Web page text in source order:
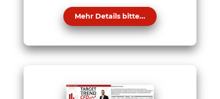
Mehr Details bitte...